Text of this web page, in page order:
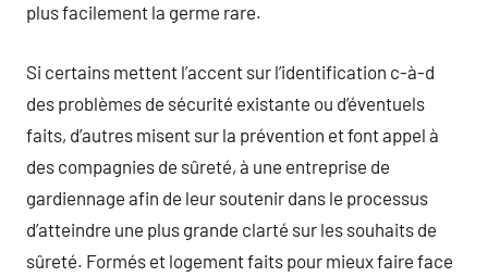
plus facilement la germe rare.
Si certains mettent l’accent sur l’identification c-à-d
des problèmes de sécurité existante ou d’éventuels
faits, d’autres misent sur la prévention et font appel à
des compagnies de sûreté, à une entreprise de
gardiennage afin de leur soutenir dans le processus
d’atteindre une plus grande clarté sur les souhaits de
sûreté. Formés et logement faits pour mieux faire face